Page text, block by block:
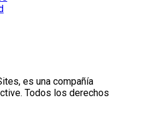
es una compañía
Todos los derechos